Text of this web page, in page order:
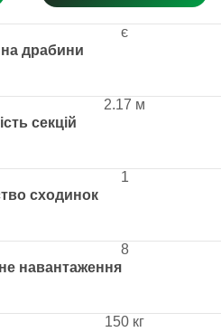
драбини
секцій
сходинок
навантаження
є
2.17 м
1
8
150 кг